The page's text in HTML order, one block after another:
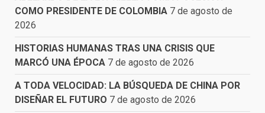
COMO PRESIDENTE DE COLOMBIA 7 de agosto de
2026
HISTORIAS HUMANAS TRAS UNA CRISIS QUE
MARCÓ UNA ÉPOCA 7 de agosto de 2026
A TODA VELOCIDAD: LA BÚSQUEDA DE CHINA POR
DISEÑAR EL FUTURO 7 de agosto de 2026